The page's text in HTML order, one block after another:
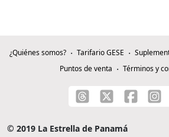
¿Quiénes somos? Tarifario GESE
Puntos de venta
Términos y
© 2019 La Estrella de Panamá